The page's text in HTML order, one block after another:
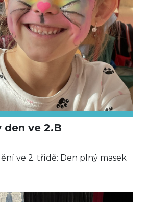
den ve 2.B
ve 2. třídě: Den plný masek